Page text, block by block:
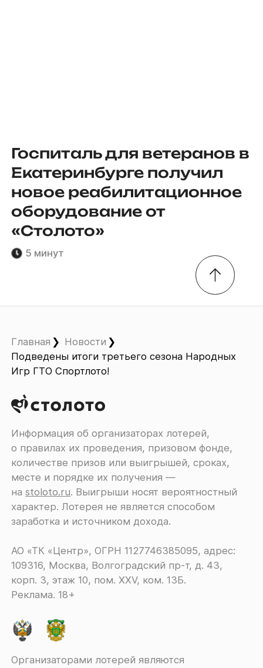
Госпиталь для ветеранов в
Екатеринбурге получил
новое реабилитационное
оборудование от
«Столото»
5 минут
Главная
Новости
Подведены итоги третьего сезона Народных
Игр ГТО Спортлото!
Информация об организаторах лотерей,
о правилах их проведения, призовом фонде,
количестве призов или выигрышей, сроках,
месте и порядке их получения ―
наstoloto.ru. Выигрыши носят вероятностный
характер. Лотерея не является способом
заработка и источником дохода.
АО «ТК «Центр», ОГРН 1127746385095, адрес:
109316, Москва, Волгоградский пр-т, д. 43,
корп. 3, этаж 10, пом. XXV, ком. 13Б.
Реклама. 18+
Организаторами лотерей являются